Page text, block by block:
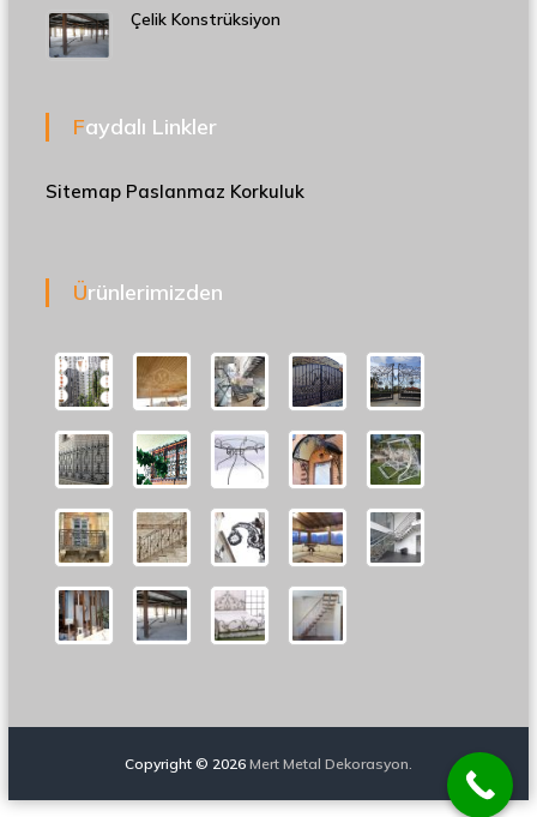
Çelik Konstrüksiyon
Faydalı Linkler
Sitemap Paslanmaz Korkuluk
Ürünlerimizden
Copyright © 2026 Mert Metal Dekorasyon.